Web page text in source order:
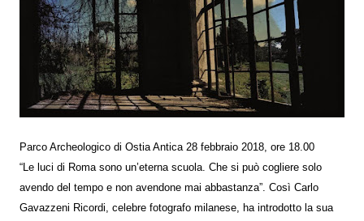
Parco Archeologico di Ostia Antica 28 febbraio 2018, ore 18.00
“Le luci di Roma sono un’eterna scuola. Che si può cogliere solo
avendo del tempo e non avendone mai abbastanza”. Così Carlo
Gavazzeni Ricordi, celebre fotografo milanese, ha introdotto la sua